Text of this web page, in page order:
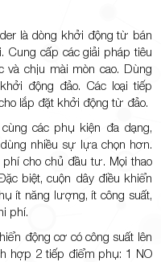
là dòng khởi động từ bán
Cung cấp các giải pháp tiêu
và chịu mài mòn cao. Dùng
động đảo. Các loại tiếp
lắp đặt khởi động từ đảo.
các phụ kiện đa dạng,
nhiều sự lựa chọn hơn.
cho chủ đầu tư. Mọi thao
biệt, cuộn dây điều khiển
ít năng lượng, ít công suất,
phí.
động cơ có công suất lên
hợp 2 tiếp điểm phụ: 1 NO